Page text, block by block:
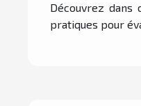
Découvrez
pratiques pour